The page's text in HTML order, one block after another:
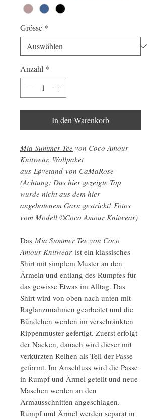
Grösse *
Anzahl *
In den Warenkorb
Mia Summer Tee von Coco Amour
Knitwear, Wollpaket
aus Løvetand von CaMaRose
(Achtung: Das hier gezeigte Top
wurde nicht aus dem hier
angebotenem Garn gestrickt! Fotos
vom Modell ©Coco Amour Knitwear)
Das Mia Summer Tee von Coco
Amour Knitwear ist ein klassisches
Shirt mit simplem Muster an den
Ärmeln und entlang des Rumpfes für
das gewisse Etwas im Alltag. Das
Shirt wird von oben nach unten mit
Raglanzunahmen gearbeitet und die
Bündchen werden im verschränkten
Rippenmuster gefertigt. Zuerst erfolgt
der Nacken, danach wird dieser mit
verkürzten Reihen als Teil der Passe
geformt. Im Anschluss wird die Passe
in Rumpf und Ärmel geteilt und neue
Maschen werden an den
Armausschnitten angeschlagen.
Rumpf und Ärmel werden separat in